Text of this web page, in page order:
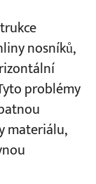
o
nosníků,
problémy
materiálu,